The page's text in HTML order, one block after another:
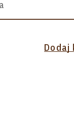
Dodaj